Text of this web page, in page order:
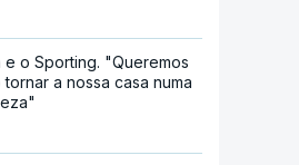
e o Sporting. "Queremos
tornar a nossa casa numa